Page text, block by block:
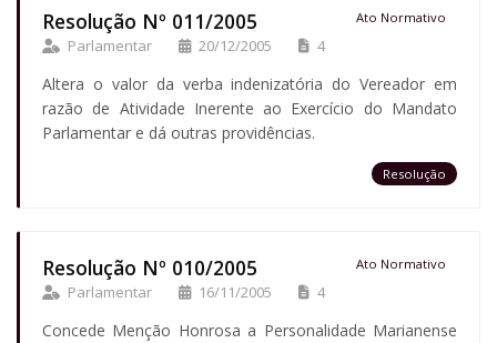
Resolução Nº 011/2005 Ato Normativo
Parlamentar 20/12/2005 4
Altera o valor da verba indenizatória do Vereador em
razão de Atividade Inerente ao Exercício do Mandato
Parlamentar e dá outras providências.
Resolução
Resolução Nº 010/2005 Ato Normativo
Parlamentar 16/11/2005 4
Concede Menção Honrosa a Personalidade Marianense